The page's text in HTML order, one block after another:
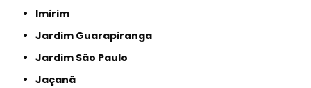
Imirim
Jardim Guarapiranga
Jardim São Paulo
Jaçanã